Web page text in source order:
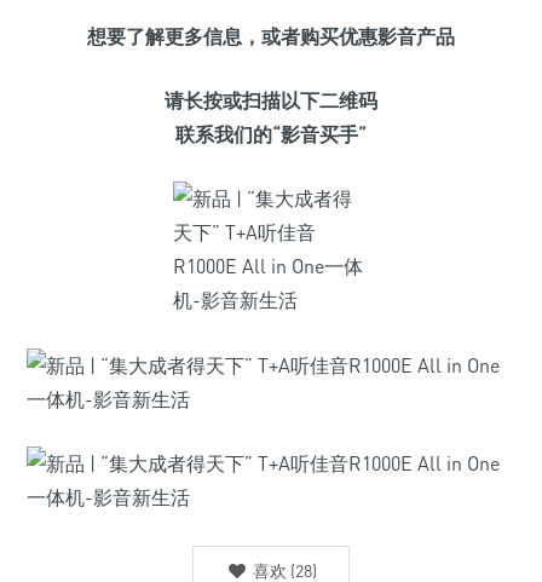
想要了解更多信息，或者购买优惠影音产品
请长按或扫描以下二维码
联系我们的“影音买手”
喜欢 (28)